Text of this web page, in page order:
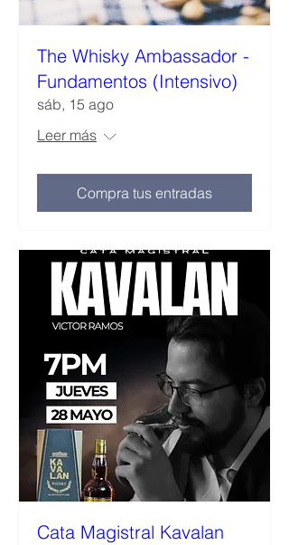
The Whisky Ambassador -
Fundamentos (Intensivo)
sáb, 15 ago
Leer más
Compra tus entradas
Cata Magistral Kavalan